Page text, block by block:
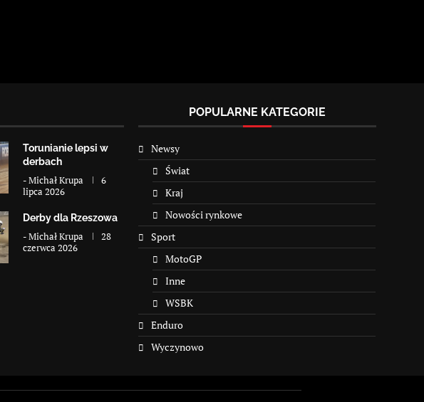
Torunianie lepsi w
derbach
-Michał Krupa
6
lipca 2026
Derby dla Rzeszowa
-Michał Krupa
28
czerwca 2026
POPULARNE KATEGORIE
Newsy
Świat
Kraj
Nowości rynkowe
Sport
MotoGP
Inne
WSBK
Enduro
Wyczynowo